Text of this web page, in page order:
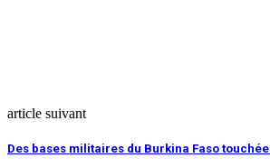
article suivant
Des bases militaires du Burkina Faso